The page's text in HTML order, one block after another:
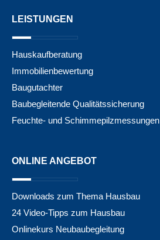
LEISTUNGEN
Hauskaufberatung
Immobilienbewertung
Baugutachter
Baubegleitende Qualitätssicherung
Feuchte- und Schimmepilzmessungen
ONLINE ANGEBOT
Downloads zum Thema Hausbau
24 Video-Tipps zum Hausbau
Onlinekurs Neubaubegleitung